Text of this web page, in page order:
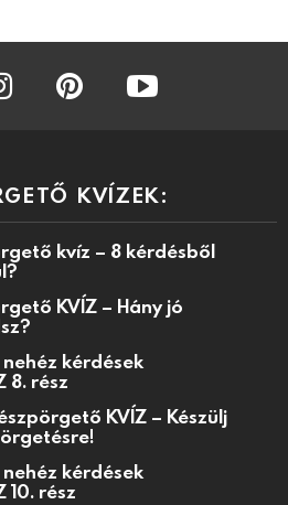
instagram
KVÍZEK:
kvíz – 8 kérdésből
KVÍZ – Hány jó
kérdések
8. rész
KVÍZ – Készülj
kérdések
10. rész